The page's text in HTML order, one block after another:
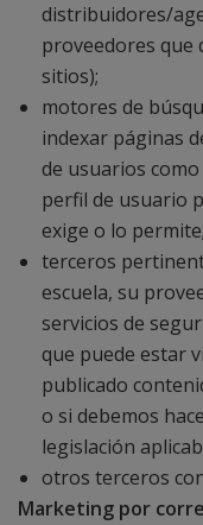
distribuidores/
proveedores que
sitios);
motores de
indexar páginas
de usuarios
perfil de usuario
exige o lo permite;
terceros
escuela, su
servicios de
que puede estar
publicado
o si debemos
legislación
otros terceros
Marketing por